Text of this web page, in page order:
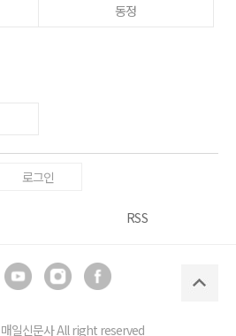
동정
로그인
RSS
매일신문사All right reserved